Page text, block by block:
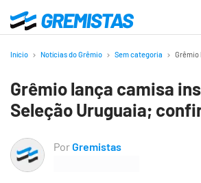
para
principal
Gremistas
Início Notícias do Grêmio Sem categoria Grêmio
Grêmio lança camisa
Seleção Uruguaia;
PorGremistas